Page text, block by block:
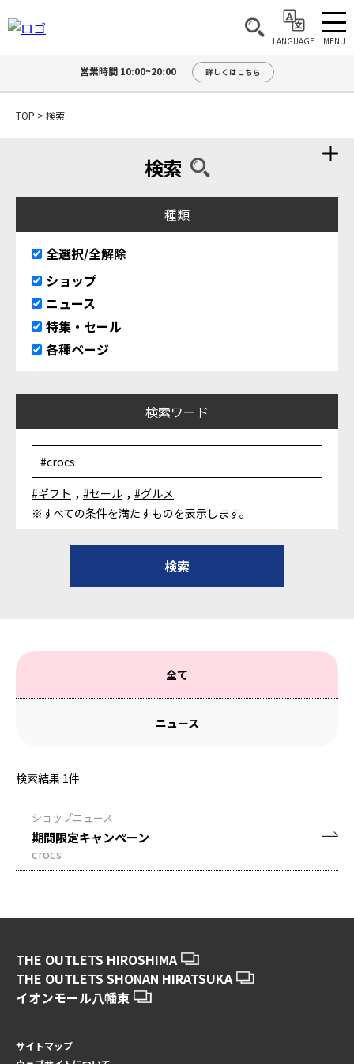
LANGUAGE MENU
営業時間 10:00~20:00 詳しくはこちら
TOP > 検索
検索
種類
全選択/全解除
ショップ
ニュース
特集・セール
各種ページ
検索ワード
#ギフト , #セール , #グルメ
※すべての条件を満たすものを表示します。
全て
ニュース
検索結果 1件
ショップニュース
期間限定キャンペーン
crocs
THE OUTLETS HIROSHIMA
THE OUTLETS SHONAN HIRATSUKA
イオンモール八幡東
サイトマップ